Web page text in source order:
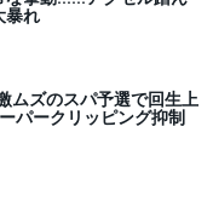
暴れ
ムズのスパ予選で回生上
パークリッピング抑制